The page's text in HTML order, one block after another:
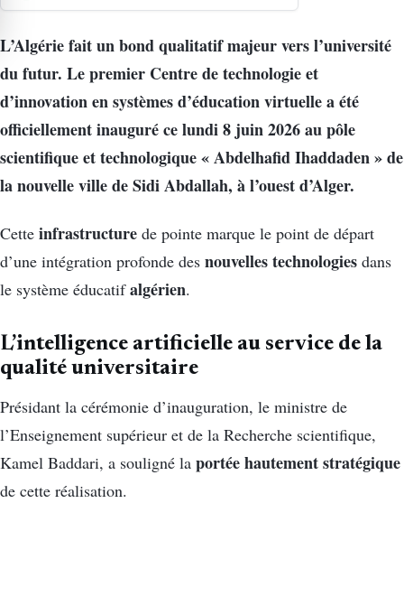
L’Algérie fait un bond qualitatif majeur vers l’université
du futur. Le premier Centre de technologie et
d’innovation en systèmes d’éducation virtuelle a été
officiellement inauguré ce lundi 8 juin 2026 au pôle
scientifique et technologique « Abdelhafid Ihaddaden » de
la nouvelle ville de Sidi Abdallah, à l’ouest d’Alger.
Cette infrastructure de pointe marque le point de départ
d’une intégration profonde des nouvelles technologies dans
le système éducatifalgérien.
L’intelligence artificielle au service de la
qualité universitaire
Présidant la cérémonie d’inauguration, le ministre de
l’Enseignement supérieur et de la Recherche scientifique,
Kamel Baddari, a souligné la portée hautement stratégique
de cette réalisation.